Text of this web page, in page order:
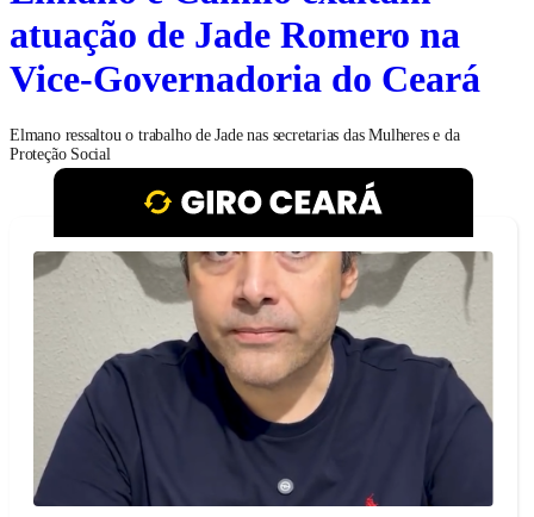
atuação de Jade Romero na
Vice-Governadoria do Ceará
Elmano ressaltou o trabalho de Jade nas secretarias das Mulheres e da
Proteção Social